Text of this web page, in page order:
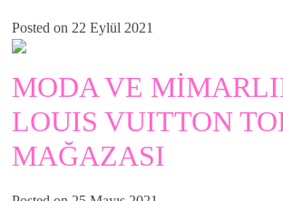
Posted on 22 Eylül 2021
MODA VE
LOUIS VUITTON
MAĞAZASI